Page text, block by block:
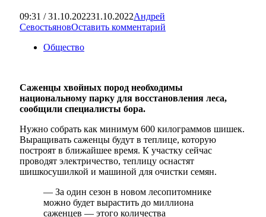
09:31 / 31.10.202231.10.2022Андрей
СевостьяновОставить комментарий
Общество
Саженцы хвойных пород необходимы
национальному парку для восстановления леса,
сообщили специалисты бора.
Нужно собрать как минимум 600 килограммов шишек.
Выращивать саженцы будут в теплице, которую
построят в ближайшее время. К участку сейчас
проводят электричество, теплицу оснастят
шишкосушилкой и машиной для очистки семян.
— За один сезон в новом лесопитомнике
можно будет вырастить до миллиона
саженцев — этого количества